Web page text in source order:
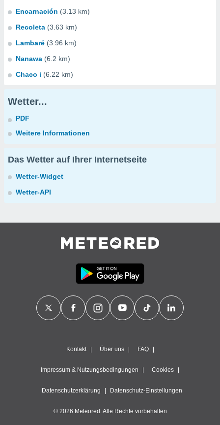
Encarnación (3.13 km)
Recoleta (3.63 km)
Lambaré (3.96 km)
Nanawa (6.2 km)
Chaco i (6.22 km)
Wetter...
PDF
Weitere Informationen
Das Wetter auf Ihrer Internetseite
Wetter-Widget
Wetter-API
Kontakt Über uns FAQ
Impressum & Nutzungsbedingungen Cookies
Datenschutzerklärung Datenschutz-Einstellungen
© 2026 Meteored. Alle Rechte vorbehalten